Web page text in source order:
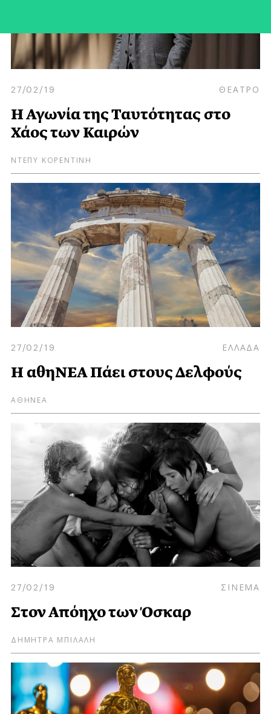
27/02/19 ΘΕΑΤΡΟ
Η Αγωνία της Ταυτότητας στο
Χάος των Καιρών
ΝΤΕΠΥ ΚΟΡΕΝΤΙΝΗ
27/02/19 ΕΛΛΑΔΑ
Η αθηΝΕΑ Πάει στους Δελφούς
ΑΘΗΝΕΑ
27/02/19 ΣΙΝΕΜΑ
Στον Απόηχο των Όσκαρ
ΔΗΜΗΤΡΑ ΜΠΙΛΑΛΗ